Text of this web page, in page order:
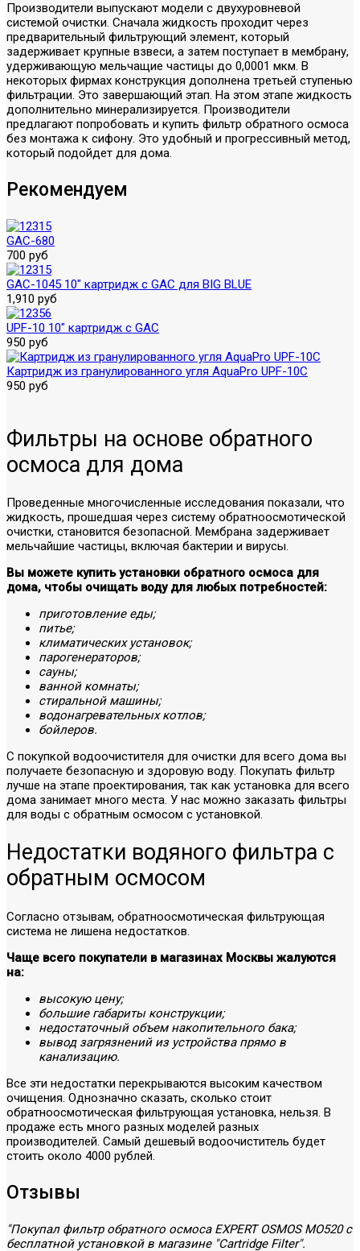
Производители выпускают модели с двухуровневой
системой очистки. Сначала жидкость проходит через
предварительный фильтрующий элемент, который
задерживает крупные взвеси, а затем поступает в мембрану,
удерживающую мельчащие частицы до 0,0001 мкм. В
некоторых фирмах конструкция дополнена третьей ступенью
фильтрации. Это завершающий этап. На этом этапе жидкость
дополнительно минерализируется. Производители
предлагают попробовать и купить фильтр обратного осмоса
без монтажа к сифону. Это удобный и прогрессивный метод,
который подойдет для дома.
Рекомендуем
GAC-680
700 руб
GAC-1045 10" картридж с GAC для BIG BLUE
1,910 руб
UPF-10 10" картридж с GAC
950 руб
Картридж из гранулированного угля AquaPro UPF-10C
950 руб
Фильтры на основе обратного
осмоса для дома
Проведенные многочисленные исследования показали, что
жидкость, прошедшая через систему обратноосмотической
очистки, становится безопасной. Мембрана задерживает
мельчайшие частицы, включая бактерии и вирусы.
Вы можете купить установки обратного осмоса для
дома, чтобы очищать воду для любых потребностей:
приготовление еды;
питье;
климатических установок;
парогенераторов;
сауны;
ванной комнаты;
стиральной машины;
водонагревательных котлов;
бойлеров.
С покупкой водоочистителя для очистки для всего дома вы
получаете безопасную и здоровую воду. Покупать фильтр
лучше на этапе проектирования, так как установка для всего
дома занимает много места. У нас можно заказать фильтры
для воды с обратным осмосом с установкой.
Недостатки водяного фильтра с
обратным осмосом
Согласно отзывам, обратноосмотическая фильтрующая
система не лишена недостатков.
Чаще всего покупатели в магазинах Москвы жалуются
на:
высокую цену;
большие габариты конструкции;
недостаточный объем накопительного бака;
вывод загрязнений из устройства прямо в
канализацию.
Все эти недостатки перекрываются высоким качеством
очищения. Однозначно сказать, сколько стоит
обратноосмотическая фильтрующая установка, нельзя. В
продаже есть много разных моделей разных
производителей. Самый дешевый водоочиститель будет
стоить около 4000 рублей.
Отзывы
"Покупал фильтр обратного осмоса EXPERT OSMOS MO520 с
бесплатной установкой в магазине "Cartridge Filter".